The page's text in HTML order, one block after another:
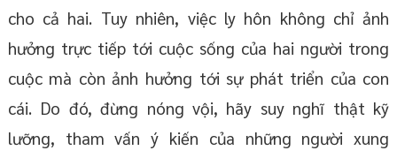
cho cả hai. Tuy nhiên, việc ly hôn không chỉ ảnh
hưởng trực tiếp tới cuộc sống của hai người trong
cuộc mà còn ảnh hưởng tới sự phát triển của con
cái. Do đó, đừng nóng vội, hãy suy nghĩ thật kỹ
lưỡng, tham vấn ý kiến của những người xung